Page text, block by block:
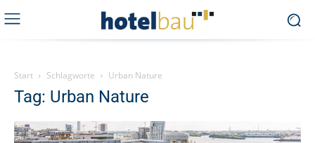
Start Schlagworte Urban Nature
Tag: Urban Nature